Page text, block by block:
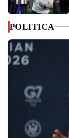
POLITICA